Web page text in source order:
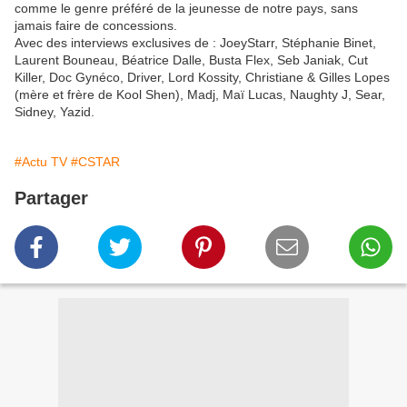
comme le genre préféré de la jeunesse de notre pays, sans
jamais faire de concessions.
Avec des interviews exclusives de : JoeyStarr, Stéphanie Binet,
Laurent Bouneau, Béatrice Dalle, Busta Flex, Seb Janiak, Cut
Killer, Doc Gynéco, Driver, Lord Kossity, Christiane & Gilles Lopes
(mère et frère de Kool Shen), Madj, Maï Lucas, Naughty J, Sear,
Sidney, Yazid.
#Actu TV #CSTAR
Partager